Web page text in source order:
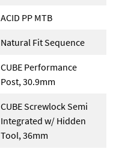
ACID PP MTB
Natural Fit Sequence
CUBE Performance
Post, 30.9mm
CUBE Screwlock Semi
Integrated w/ Hidden
Tool, 36mm